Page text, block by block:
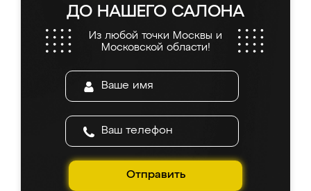
ДО НАШЕГО САЛОНА
Из любой точки Москвы и
Московской области!
Отправить